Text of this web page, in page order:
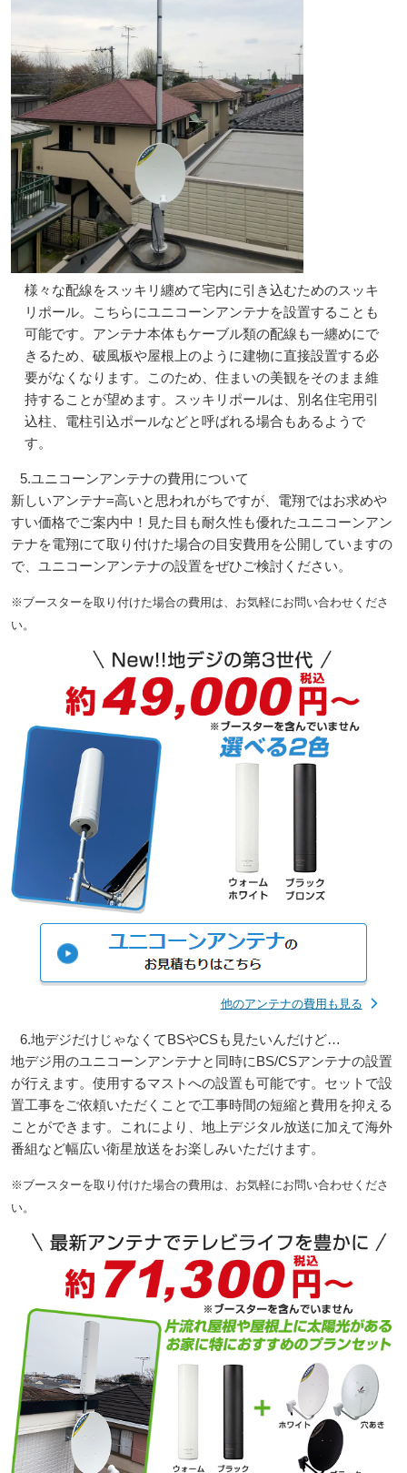
様々な配線をスッキリ纏めて宅内に引き込むためのスッキ
リポール。こちらにユニコーンアンテナを設置することも
可能です。アンテナ本体もケーブル類の配線も一纏めにで
きるため、破風板や屋根上のように建物に直接設置する必
要がなくなります。このため、住まいの美観をそのまま維
持することが望めます。スッキリポールは、別名住宅用引
込柱、電柱引込ポールなどと呼ばれる場合もあるようで
す。
5.ユニコーンアンテナの費用について
新しいアンテナ=高いと思われがちですが、電翔ではお求めや
すい価格でご案内中！見た目も耐久性も優れたユニコーンアン
テナを電翔にて取り付けた場合の目安費用を公開していますの
で、ユニコーンアンテナの設置をぜひご検討ください。
※ブースターを取り付けた場合の費用は、お気軽にお問い合わせくださ
い。
他のアンテナの費用も見る
6.地デジだけじゃなくてBSやCSも見たいんだけど…
地デジ用のユニコーンアンテナと同時にBS/CSアンテナの設置
が行えます。使用するマストへの設置も可能です。セットで設
置工事をご依頼いただくことで工事時間の短縮と費用を抑える
ことができます。これにより、地上デジタル放送に加えて海外
番組など幅広い衛星放送をお楽しみいただけます。
※ブースターを取り付けた場合の費用は、お気軽にお問い合わせくださ
い。